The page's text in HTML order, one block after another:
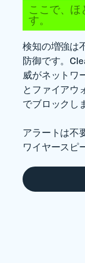
ここで、ほ
す。
検知の増強は
防御です。
威がネットワ
とファイアウ
でブロックし
アラートは不
ワイヤースピ